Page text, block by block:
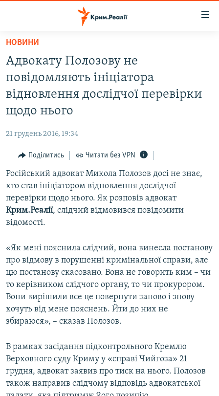
Перейти
основного
матеріалу
Перейти
до
основної
Перейти
пошуку
ВОДА.КРИМ
ВІДЕО ТА ФОТО
ПОГЛЯД
ІНТЕРВ'Ю
ВСЕ ЗА ДЕНЬ
СПЕЦПРОЕКТИ
ДЕПОРТАЦІЯ
СВІДЧЕННЯ ОКУПАЦІЇ
УКРАЇНСЬКА ПРОБЛЕМА КРИМУ
ІНФОГРАФІКА
ЯК ОБІЙТИ БЛОКУВАННЯ
ДОЛУЧАЙСЯ!
Усі сайти RFE/RL
НОВИНИ
Адвокату Полозову не
повідомляють ініціатора
відновлення дослідчої перевірки
щодо нього
21 грудень 2016, 19:34
Поділитись Читати без VPN
Російський адвокат Микола Полозов досі не знає,
хто став ініціатором відновлення дослідчої
перевірки щодо нього. Як розповів адвокат
Крим.Реалії, слідчий відмовився повідомити
відомості.
«Як мені пояснила слідчий, вона винесла постанову
про відмову в порушенні кримінальної справи, але
цю постанову скасовано. Вона не говорить ким – чи
то керівником слідчого органу, то чи прокурором.
Вони вирішили все це повернути заново і знову
хочуть від мене пояснень. Йти до них не
збираюся», – сказав Полозов.
В рамках засідання підконтрольного Кремлю
Верховного суду Криму у «справі Чийгоза» 21
грудня, адвокат заявив про тиск на нього. Полозов
також направив слідчому відповідь адвокатської